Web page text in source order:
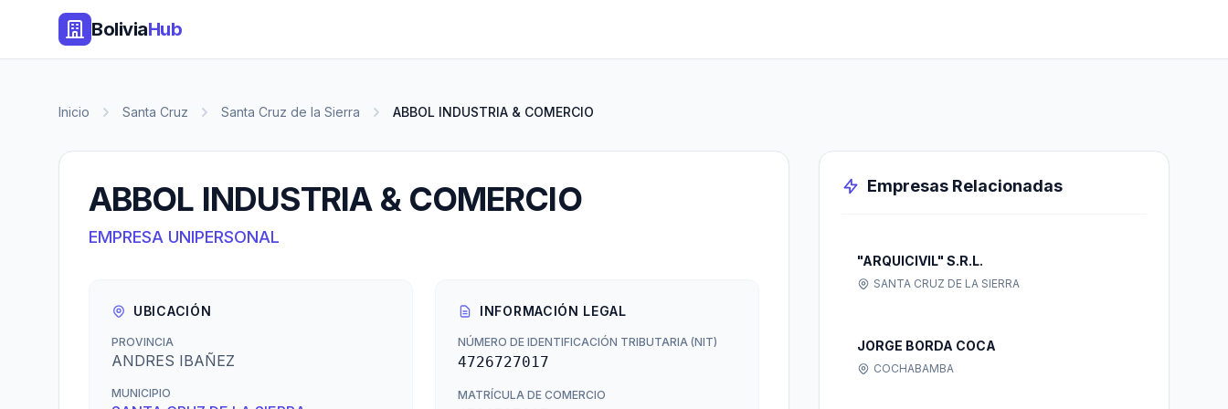
BoliviaHub
Inicio Santa Cruz Santa Cruz de la Sierra ABBOL INDUSTRIA & COMERCIO
ABBOL INDUSTRIA & COMERCIO
EMPRESA UNIPERSONAL
UBICACIÓN
PROVINCIA
ANDRES IBAÑEZ
MUNICIPIO
INFORMACIÓN LEGAL
NÚMERO DE IDENTIFICACIÓN TRIBUTARIA (NIT)
4726727017
MATRÍCULA DE COMERCIO
Empresas Relacionadas
"ARQUICIVIL" S.R.L.
SANTA CRUZ DE LA SIERRA
JORGE BORDA COCA
COCHABAMBA